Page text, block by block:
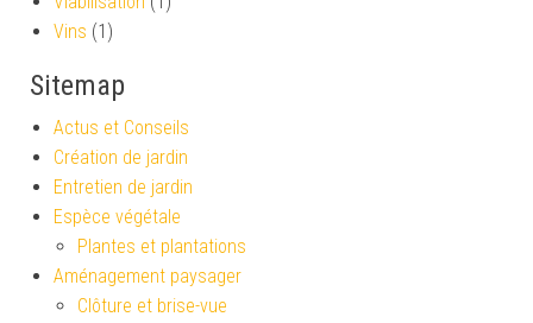
Vins (1)
Sitemap
Actus et Conseils
Création de jardin
Entretien de jardin
Espèce végétale
Plantes et plantations
Aménagement paysager
Clôture et brise-vue